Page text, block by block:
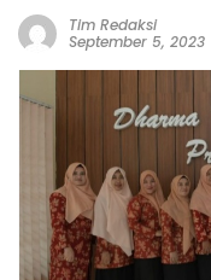
Tim Redaksi
September 5, 2023